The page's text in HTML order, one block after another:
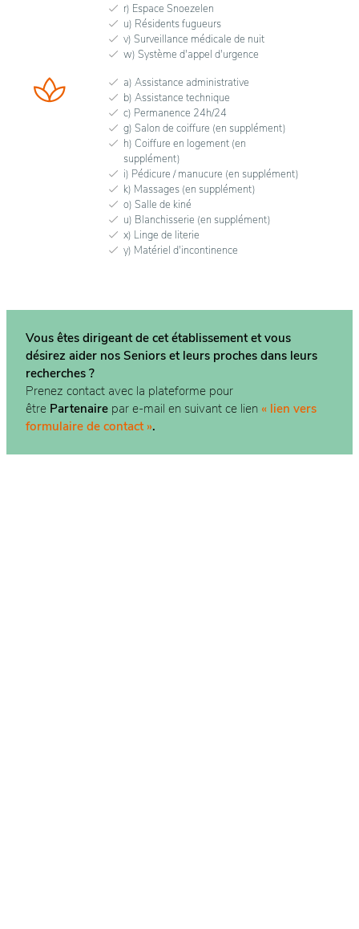
r) Espace Snoezelen
u) Résidents fugueurs
v) Surveillance médicale de nuit
w) Système d'appel d'urgence
a) Assistance administrative
b) Assistance technique
c) Permanence 24h/24
g) Salon de coiffure (en supplément)
h) Coiffure en logement (en
supplément)
i) Pédicure / manucure (en supplément)
k) Massages (en supplément)
o) Salle de kiné
u) Blanchisserie (en supplément)
x) Linge de literie
y) Matériel d'incontinence
Vous êtes dirigeant de cet établissement et vous
désirez aider nos Seniors et leurs proches dans leurs
recherches ?
Prenez contact avec la plateforme pour
être Partenaire par e-mail en suivant ce lien « lien vers
formulaire de contact ».